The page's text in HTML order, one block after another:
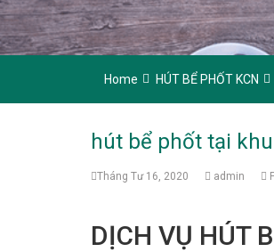
Home HÚT BỂ PHỐT KCN
hút bể phốt tại
Tháng Tư 16, 2020 admin
DỊCH VỤ HÚT